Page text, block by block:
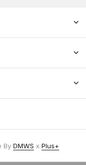
By DMWS x Plus+